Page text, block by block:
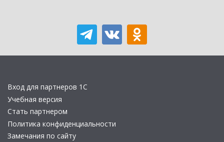
Вход для партнеров 1С
Учебная версия
Стать партнером
Политика конфиденциальности
Замечания по сайту